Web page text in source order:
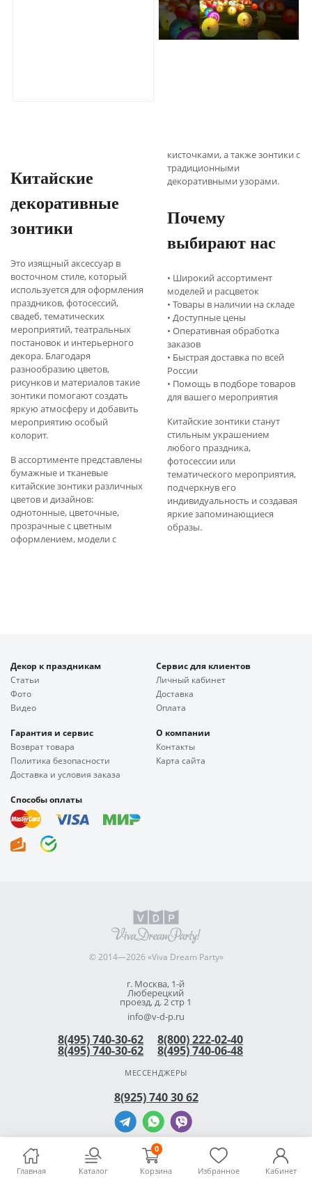
Главная Каталог
0
Корзина Избранное Кабинет
Китайские
декоративные
зонтики
Это изящный аксессуар в
восточном стиле, который
используется для оформления
праздников, фотосессий,
свадеб, тематических
мероприятий, театральных
постановок и интерьерного
декора. Благодаря
разнообразию цветов,
рисунков и материалов такие
зонтики помогают создать
яркую атмосферу и добавить
мероприятию особый
колорит.
В ассортименте представлены
бумажные и тканевые
китайские зонтики различных
цветов и дизайнов:
однотонные, цветочные,
прозрачные с цветным
оформлением, модели с
кисточками, а также зонтики с
традиционными
декоративными узорами.
Почему
выбирают нас
• Широкий ассортимент
моделей и расцветок
• Товары в наличии на складе
• Доступные цены
• Оперативная обработка
заказов
• Быстрая доставка по всей
России
• Помощь в подборе товаров
для вашего мероприятия
Китайские зонтики станут
стильным украшением
любого праздника,
фотосессии или
тематического мероприятия,
подчеркнув его
индивидуальность и создавая
яркие запоминающиеся
образы.
Декор к праздникам
Статьи
Фото
Видео
Сервис для клиентов
Личный кабинет
Доставка
Оплата
Гарантия и сервис
Возврат товара
Политика безопасности
Доставка и условия заказа
О компании
Контакты
Карта сайта
Способы оплаты
© 2014—2026 «Viva Dream Party»
г. Москва, 1-й
Люберецкий
проезд, д. 2 стр 1
info@v-d-p.ru
8(495) 740-30-62 8(800) 222-02-40
8(495) 740-30-62 8(495) 740-06-48
МЕССЕНДЖЕРЫ
8(925) 740 30 62